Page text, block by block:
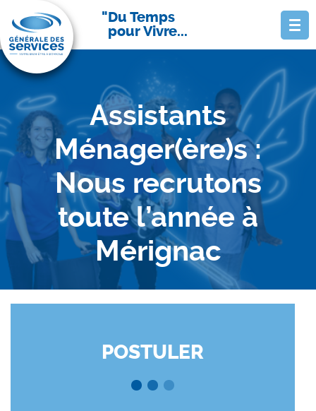
Du Temps
pour Vivre...
Assistants
Ménager(ère)s :
Nous recrutons
toute l’année à
Mérignac
POSTULER